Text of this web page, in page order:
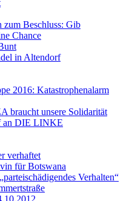
zum Beschluss: Gib
Chance
in Altendorf
2016: Katastrophenalarm
braucht unsere Solidarität
an DIE LINKE
verhaftet
für Botswana
Verhalten“